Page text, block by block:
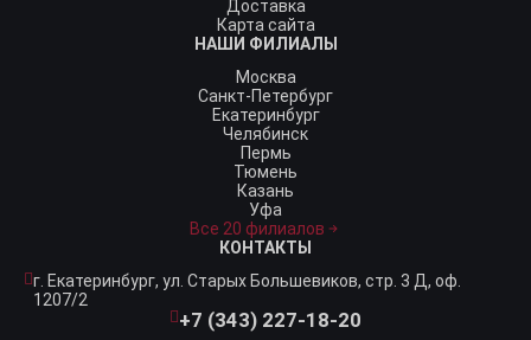
Доставка
Карта сайта
НАШИ ФИЛИАЛЫ
Москва
Санкт-Петербург
Екатеринбург
Челябинск
Пермь
Тюмень
Казань
Уфа
Все 20 филиалов
КОНТАКТЫ
г. Екатеринбург, ул. Старых Большевиков, стр. 3 Д, оф.
1207/2
+7 (343) 227-18-20